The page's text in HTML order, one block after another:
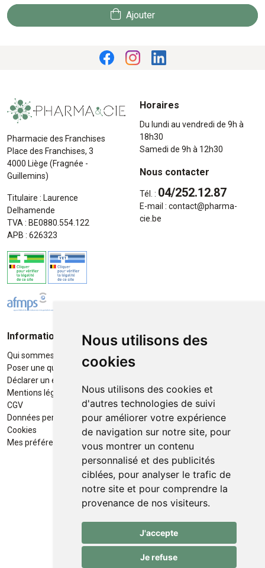
Nous utilisons des
cookies
Nous utilisons des cookies et
d'autres technologies de suivi
pour améliorer votre expérience
de navigation sur notre site, pour
vous montrer un contenu
personnalisé et des publicités
ciblées, pour analyser le trafic de
notre site et pour comprendre la
provenance de nos visiteurs.
J'accepte
Je refuse
Ajouter
Pharmacie des Franchises
Place des Franchises, 3
4000 Liège (Fragnée -
Guillemins)
Titulaire : Laurence
Delhamende
TVA : BE0880.554.122
APB : 626323
Horaires
Du lundi au vendredi de 9h à
18h30
Samedi de 9h à 12h30
Nous contacter
Tél. : 04/252.12.87
E-mail : contact@pharma-
cie.be
Informations
Qui sommes-nous ?
Poser une question
Déclarer un effet indésirable
Mentions légales
CGV
Données personnelles
Cookies
Mes préférences Cookies
Moyens de paiement
Retrait / Livraison
Retrait à la pharmacie en Click
Livraison cyclo-urbaines à Liège
avec :
Service professionnel et
écologique de livraisons rapides
et fiables.